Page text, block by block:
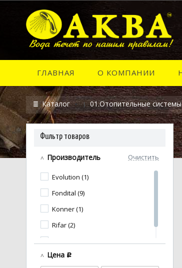
ГЛАВНАЯ О КОМПАНИИ
Каталог 01.Отопительные системы
Фильтр товаров
Производитель Очистить
Evolution (1)
Fondital (9)
Konner (1)
Rifar (2)
Цена c